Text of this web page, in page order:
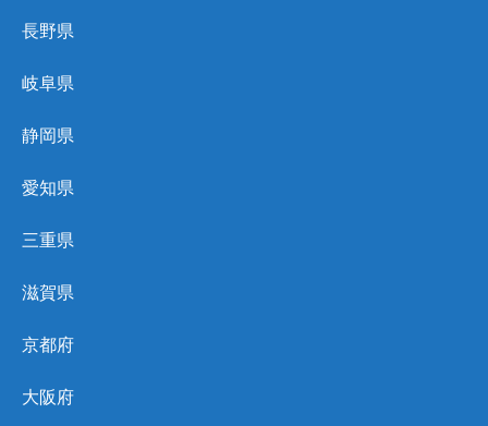
長野県
岐阜県
静岡県
愛知県
三重県
滋賀県
京都府
大阪府